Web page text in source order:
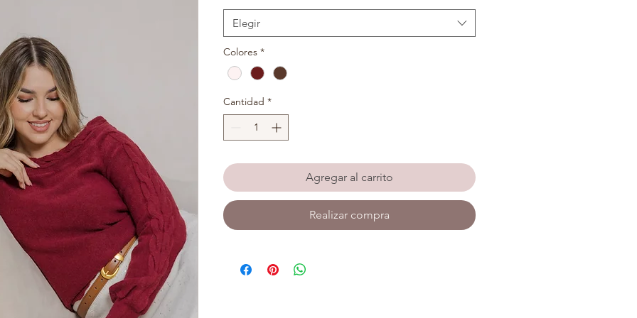
Elegir
Colores *
Cantidad *
Agregar al carrito
Realizar compra